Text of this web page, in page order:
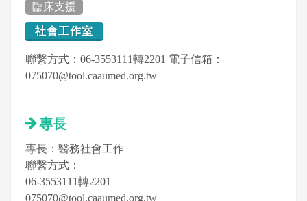
臨床支援
社會工作室
聯繫方式：06-3553111轉2201 電子信箱：
075070@tool.caaumed.org.tw
專長
專長：醫務社會工作
聯繫方式：
06-3553111轉2201
075070@tool.caaumed.org.tw